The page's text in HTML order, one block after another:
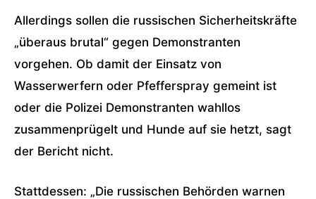
Allerdings sollen die russischen Sicherheitskräfte
„überaus brutal“ gegen Demonstranten
vorgehen. Ob damit der Einsatz von
Wasserwerfern oder Pfefferspray gemeint ist
oder die Polizei Demonstranten wahllos
zusammenprügelt und Hunde auf sie hetzt, sagt
der Bericht nicht.
Stattdessen: „Die russischen Behörden warnen